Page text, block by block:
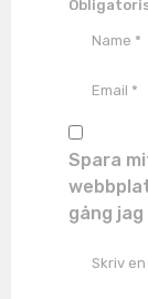
Spara
gång